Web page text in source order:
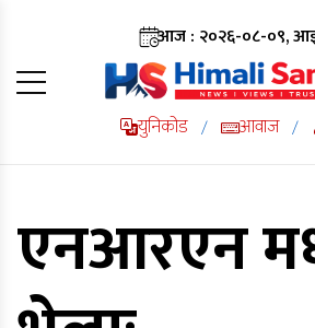
आज : २०२६-०८-०९,
युनिकोड / आवाज /
एनआरएन